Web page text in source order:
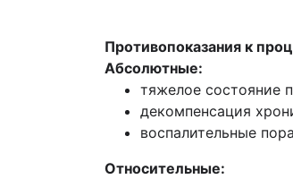
Противопоказания к
Абсолютные:
тяжелое состояние
декомпенсация
воспалительные
Относительные: